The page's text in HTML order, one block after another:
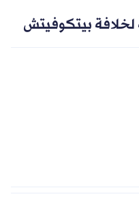
لخلافة بيتكوفيتش